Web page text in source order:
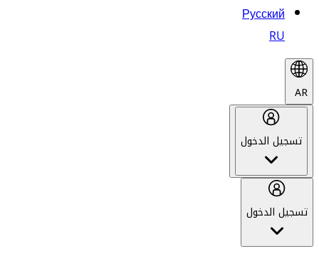
Русский
RU
AR
تسجيل الدخول
تسجيل الدخول